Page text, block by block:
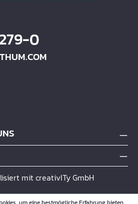
0
mit creativITy GmbH